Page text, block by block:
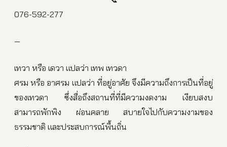
076-592-277
—
เทวา หรือ เดวา แปลว่า เทพ เทวดา
ศรม หรือ อาศรม แปลว่า ที่อยู่อาศัย จึงมีความถึงการเป็นที่อยู่
ของเทวดา ซึ่งสื่อถึงสถานที่ที่มีความงดงาม เงียบสงบ
สามารถพักพิง ผ่อนคลาย สบายใจไปกับความงามของ
ธรรมชาติ และประสบการณ์พื้นถิ่น